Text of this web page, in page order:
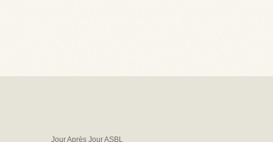
Jour Après Jour ASBL